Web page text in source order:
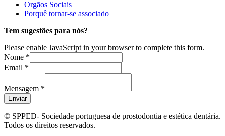
Orgãos Sociais
Porquê tornar-se associado
Tem sugestões para nós?
Please enable JavaScript in your browser to complete this form.
Email
Nome
Mensagem
Nome *
Email *
Mensagem *
Enviar
© SPPED- Sociedade portuguesa de prostodontia e estética dentária.
Todos os direitos reservados.